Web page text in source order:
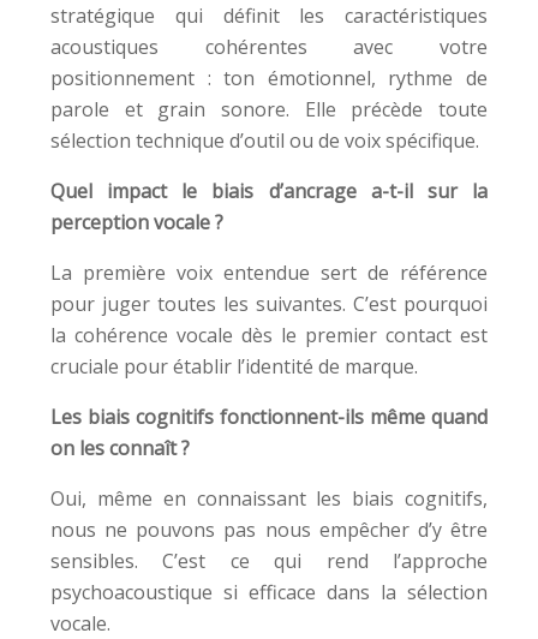
stratégique qui définit les caractéristiques
acoustiques cohérentes avec votre
positionnement : ton émotionnel, rythme de
parole et grain sonore. Elle précède toute
sélection technique d’outil ou de voix spécifique.
Quel impact le biais d’ancrage a-t-il sur la
perception vocale ?
La première voix entendue sert de référence
pour juger toutes les suivantes. C’est pourquoi
la cohérence vocale dès le premier contact est
cruciale pour établir l’identité de marque.
Les biais cognitifs fonctionnent-ils même quand
on les connaît ?
Oui, même en connaissant les biais cognitifs,
nous ne pouvons pas nous empêcher d’y être
sensibles. C’est ce qui rend l’approche
psychoacoustique si efficace dans la sélection
vocale.